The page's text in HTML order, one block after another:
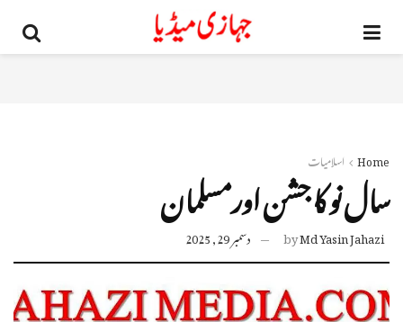
Home اسلامیات
سال نو کا جشن اورمسلمان
byMd Yasin Jahazi دسمبر 29, 2025